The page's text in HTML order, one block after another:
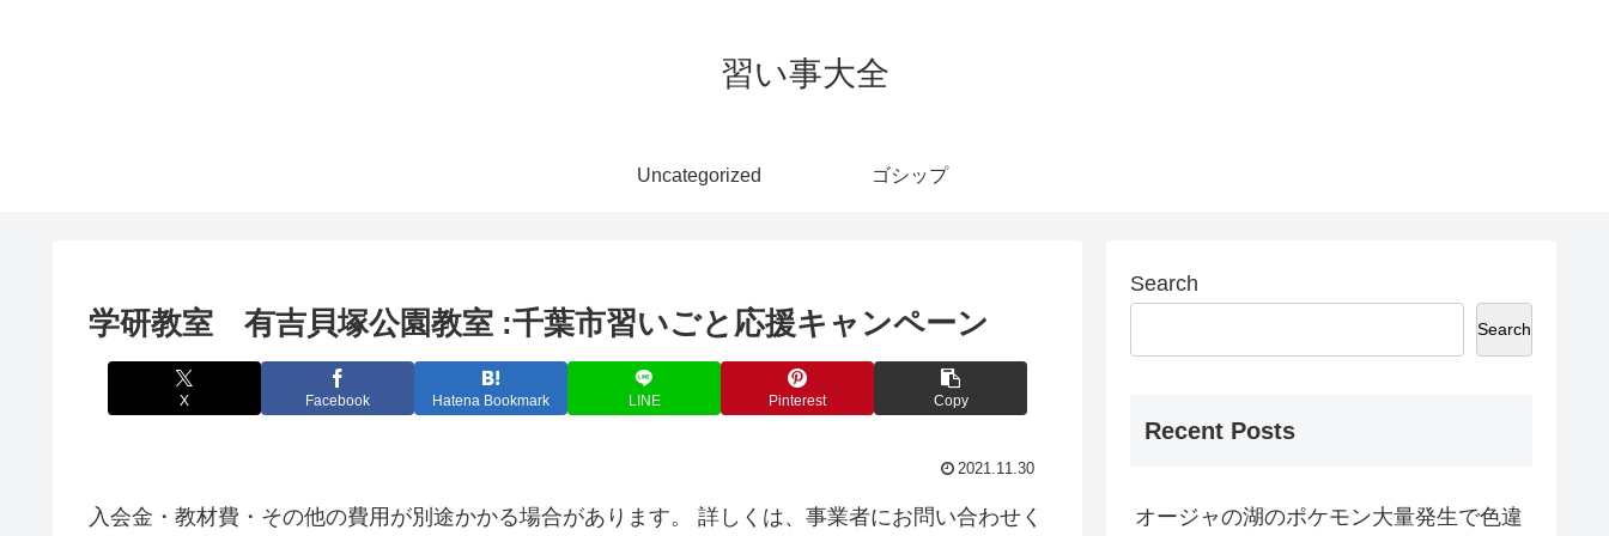
習い事大全
Uncategorized ゴシップ
学研教室 有吉貝塚公園教室 :千葉市習いごと応援キャンペーン
X Facebook Hatena Bookmark LINE Pinterest Copy
2021.11.30
入会金・教材費・その他の費用が別途かかる場合があります。 詳しくは、事業者にお問い合わせく
Search
Search
Recent Posts
オージャの湖のポケモン大量発生で色違